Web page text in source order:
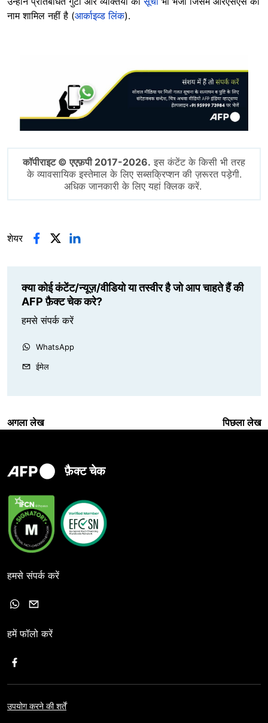
नाम शामिल नहीं है (आर्काइव्ड लिंक).
कॉपीराइट © एएफ़पी 2017-2026. इस कंटेंट के किसी भी तरह
के व्यावसायिक इस्तेमाल के लिए सब्सक्रिप्शन की ज़रूरत पड़ेगी.
अधिक जानकारी के लिए यहां क्लिक करें.
शेयर
क्या कोई कंटेंट/न्यूज़/वीडियो या तस्वीर है जो आप चाहते हैं की
AFP फ़ैक्ट चेक करे?
हमसे संपर्क करें
WhatsApp
ईमेल
अगला लेख पिछला लेख
फ़ैक्ट चेक
हमसे संपर्क करें
हमें फॉलो करें
उपयोग करने की शर्तें